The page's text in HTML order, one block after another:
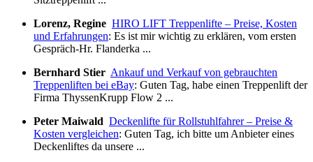
Lorenz, Regine HIRO LIFT Treppenlifte – Preise, Kosten
und Erfahrungen: Es ist mir wichtig zu erklären, vom ersten
Gespräch-Hr. Flanderka ...
Bernhard Stier Ankauf und Verkauf von gebrauchten
Treppenliften bei eBay: Guten Tag, habe einen Treppenlift der
Firma ThyssenKrupp Flow 2 ...
Peter Maiwald Deckenlifte für Rollstuhlfahrer – Preise &
Kosten vergleichen: Guten Tag, ich bitte um Anbieter eines
Deckenliftes da unsere ...